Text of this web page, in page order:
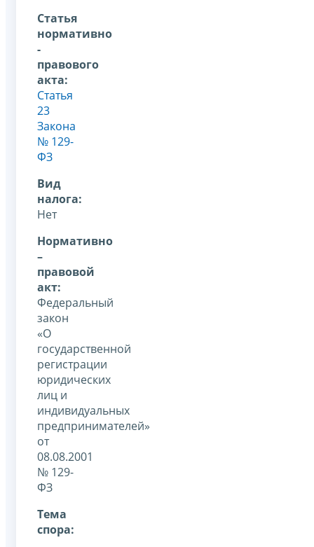
Статья
нормативно
-
правового
акта:
Статья
23
Закона
№ 129-
ФЗ
Вид
налога:
Нет
Нормативно
–
правовой
акт:
Федеральный
закон
«О
государственной
регистрации
юридических
лиц и
индивидуальных
предпринимателей»
от
08.08.2001
№ 129-
ФЗ
Тема
спора: